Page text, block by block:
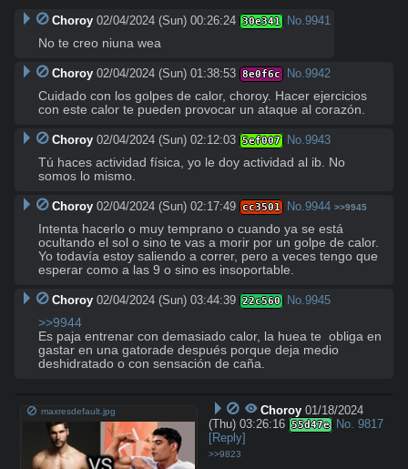
Choroy 02/04/2024 (Sun) 00:26:24 30e341 No.9941
No te creo niuna wea
Choroy 02/04/2024 (Sun) 01:38:53 8e0f6c No.9942
Cuidado con los golpes de calor, choroy. Hacer ejercicios
con este calor te pueden provocar un ataque al corazón.
Choroy 02/04/2024 (Sun) 02:12:03 5ef007 No.9943
Tú haces actividad física, yo le doy actividad al ib. No
somos lo mismo.
Choroy 02/04/2024 (Sun) 02:17:49 cc3501 No.9944 >>9945
Intenta hacerlo o muy temprano o cuando ya se está
ocultando el sol o sino te vas a morir por un golpe de calor.
Yo todavía estoy saliendo a correr, pero a veces tengo que
esperar como a las 9 o sino es insoportable.
Choroy 02/04/2024 (Sun) 03:44:39 22c560 No.9945
>>9944
Es paja entrenar con demasiado calor, la huea te  obliga en
gastar en una gatorade después porque deja medio
deshidratado o con sensación de caña.
maxresdefault.jpg Choroy 01/18/2024
(Thu) 03:26:16 55d47e No. 9817
[Reply]
>>9823